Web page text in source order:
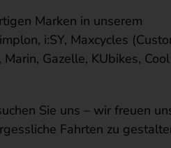
Marken in unserem
i:SY, Maxcycles
Gazelle, KUbikes, Cool
Sie uns – wir freuen
Fahrten zu